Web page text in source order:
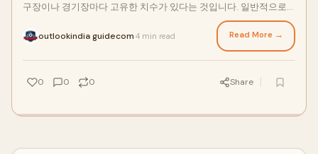
구장이나 경기장마다 고유한 치수가 있다는 것입니다. 일반적으로
중견수까지 약 400피트 정도입니다. 그러나 좌익수와 우익수 사이
의 거리는 훨씬 짧을 수 있습니다. 파울 영역의 양도 각 공원마다 다
outlookindia guidecom 4 min read Read More →
0 0 0 Share